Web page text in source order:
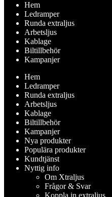
Hem
Ledramper
Runda extraljus
Arbetsljus
Kablage
Biltillbehör
Kampanjer
Hem
Ledramper
Runda extraljus
Arbetsljus
Kablage
Biltillbehör
Kampanjer
Nya produkter
Populära produkter
Kundtjänst
Nyttig info
Om Xtraljus
Frågor & Svar
Koppla in extraljus